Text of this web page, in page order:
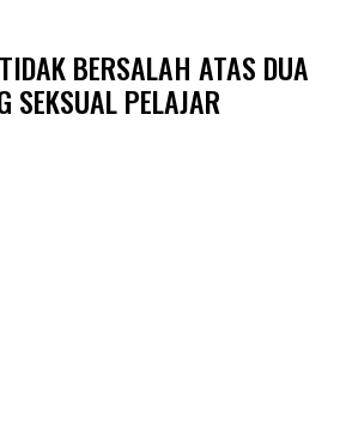
BERSALAH ATAS DUA
SEKSUAL PELAJAR